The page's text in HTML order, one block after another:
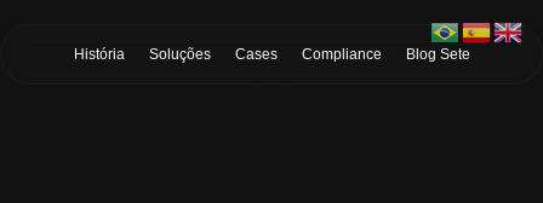
História Soluções Cases Compliance Blog Sete